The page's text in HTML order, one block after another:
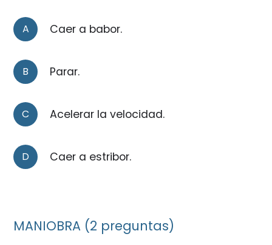
A Caer a babor.
B Parar.
C Acelerar la velocidad.
D Caer a estribor.
MANIOBRA (2 preguntas)